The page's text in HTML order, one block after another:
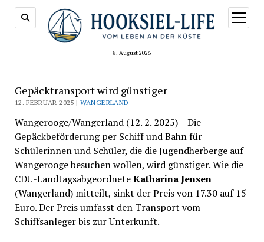
8. August 2026
Menü
öffnen
Gepäcktransport wird günstiger
12. FEBRUAR 2025 | WANGERLAND
Wangerooge/Wangerland (12. 2. 2025) – Die
Gepäckbeförderung per Schiff und Bahn für
Schülerinnen und Schüler, die die Jugendherberge auf
Wangerooge besuchen wollen, wird günstiger. Wie die
CDU-LandtagsabgeordneteKatharina Jensen
(Wangerland) mitteilt, sinkt der Preis von 17.30 auf 15
Euro. Der Preis umfasst den Transport vom
Schiffsanleger bis zur Unterkunft.